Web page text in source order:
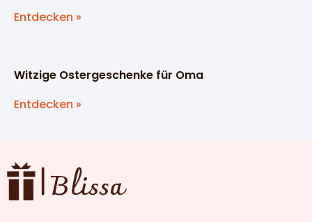
Entdecken »
Witzige Ostergeschenke für Oma
Entdecken »